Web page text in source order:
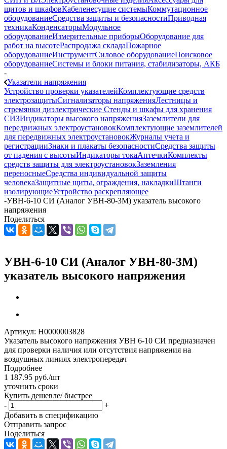
щитов и шкафовКабеленесущие системыКоммутационное
оборудованиеСредства защиты и безопасностиПриводная
техникаКонденсаторыМодульное
оборудованиеИзмерительные приборыОборудование для
работ на высотеРаспродажа складаПожарное
оборудованиеИнструментСиловое оборудованиеПоисковое
оборудованиеСистемы и блоки питания, стабилизаторы, АКБ
-
Указатели напряжения
Устройство проверки указателейКомплектующие средств
электрозащитыСигнализаторы напряженияЛестницы и
стремянки диэлектрические Стенды и шкафы для хранения
СИЗИндикаторы высокого напряженияЗаземлители для
передвижных электроустановокКомплектующие заземлителей
для передвижных электроустановокЖурналы учета и
регистрацииЗнаки и плакаты безопасностиСредства защиты
от падения с высотыИндикаторы токаАптечкиКомплекты
средств защиты для электроустановокЗаземления
переносныеСредства индивидуальной защиты
человекаЗащитные щиты, ограждения, накладкиШтанги
изолирующиеУстройство раскрепляющее
-УВН-6-10 СИ (Аналог УВН-80-3М) указатель высокого
напряжения
Поделиться
УВН-6-10 СИ (Аналог УВН-80-3М)
указатель высокого напряжения
Артикул: Н0000003828
Указатель высокого напряжения УВН 6-10 СИ предназначен
для проверки наличия или отсутствия напряжения на
воздушных линиях электропередач
Подробнее
1 187.95 руб./шт
уточнить сроки
Купить дешевле/ быстрее
-
+
Добавить в спецификацию
Отправить запрос
Поделиться